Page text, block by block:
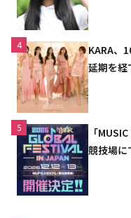
4
KARA、
延期を経
5
「
競技場に